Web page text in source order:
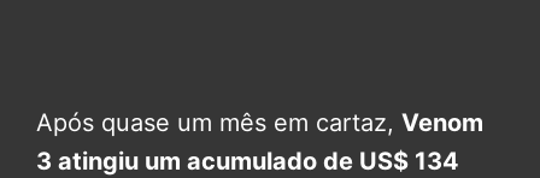
Após quase um mês em cartaz, Venom
3 atingiu um acumulado de US$ 134